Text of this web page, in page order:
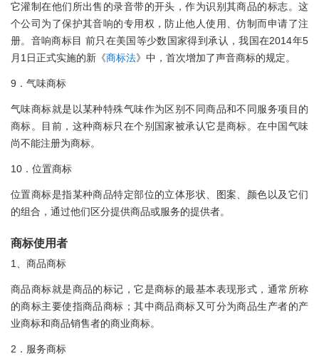
它灌制在他们所出售的录音带的开头，作为识别其商品的标志。这
个公司为了保护其音响的专用权，防止他人使用、仿制而申请了注
册。音响商标目 前只在美国等少数国家得到承认，我国在2014年5
月1日正式实施的新《商标法》中，首次增加了声音商标的规定。
9．气味商标
气味商标就是以某种特殊气味作为区别不同商品和不同服务项目的
商标。目前，这种商标只在个别国家被承认它是商标。在中国气味
尚不能注册为商标。
10．位置商标
位置商标是指某种商品特定部位的立体形状、图案、颜色以及它们
的组合，通过他们区分提供商品或服务的提供者。
商标使用者
1、商品商标
商品商标就是商品的标记，它是商标的最基本表现形式，通常所称
的商标主要使指商品商标；其中商品商标又可分为商品生产者的产
业商标和商品销售者的商业商标。
2．服务商标